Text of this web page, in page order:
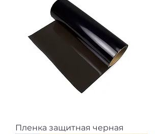
Пленка защитная черная